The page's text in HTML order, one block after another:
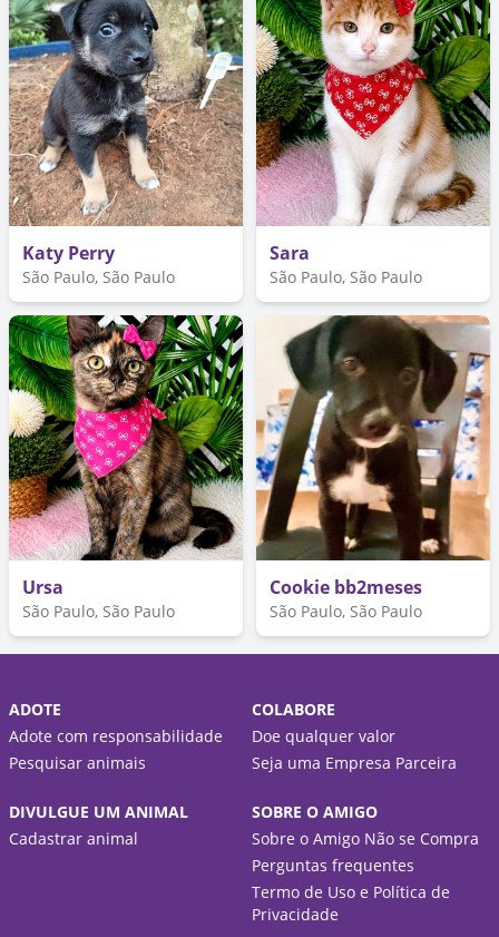
Katy Perry
São Paulo, São Paulo
Sara
São Paulo, São Paulo
Ursa
São Paulo, São Paulo
Cookie bb2meses
São Paulo, São Paulo
ADOTE
Adote com responsabilidade
Pesquisar animais
COLABORE
Doe qualquer valor
Seja uma Empresa Parceira
DIVULGUE UM ANIMAL
Cadastrar animal
SOBRE O AMIGO
Sobre o Amigo Não se Compra
Perguntas frequentes
Termo de Uso e Política de
Privacidade